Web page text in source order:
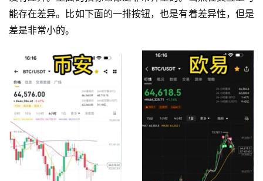
能存在差异。比如下面的一排按钮，也是有着差异性，但是
差是非常小的。